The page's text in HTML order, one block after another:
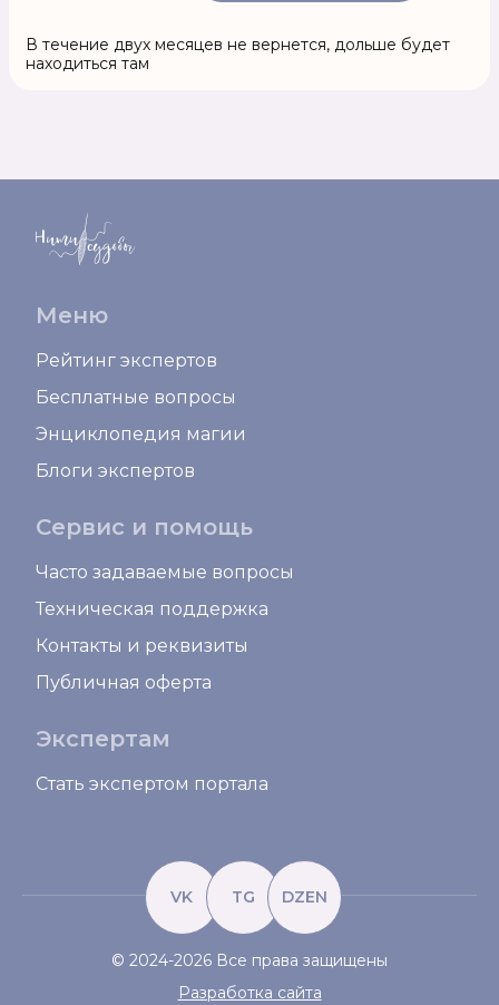
В течение двух месяцев не вернется, дольше будет
находиться там
Меню
Рейтинг экспертов
Бесплатные вопросы
Энциклопедия магии
Блоги экспертов
Сервис и помощь
Часто задаваемые вопросы
Техническая поддержка
Контакты и реквизиты
Публичная оферта
Экспертам
Стать экспертом портала
VK TG DZEN
© 2024-2026 Все права защищены
Разработка сайта